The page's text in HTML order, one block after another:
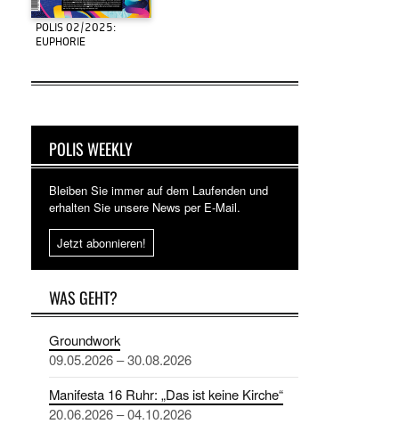
POLIS 02/2025:
EUPHORIE
POLIS WEEKLY
Bleiben Sie immer auf dem Laufenden und
erhalten Sie unsere News per E-Mail.
Jetzt abonnieren!
WAS GEHT?
Groundwork
09.05.2026 – 30.08.2026
Manifesta 16 Ruhr: „Das ist keine Kirche“
20.06.2026 – 04.10.2026